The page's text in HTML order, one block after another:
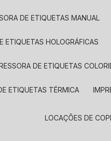
DE ETIQUETAS MANUAL
ETIQUETAS HOLOGRÁFICAS
DE ETIQUETAS
ETIQUETAS TÉRMICA
LOCAÇÕES DE